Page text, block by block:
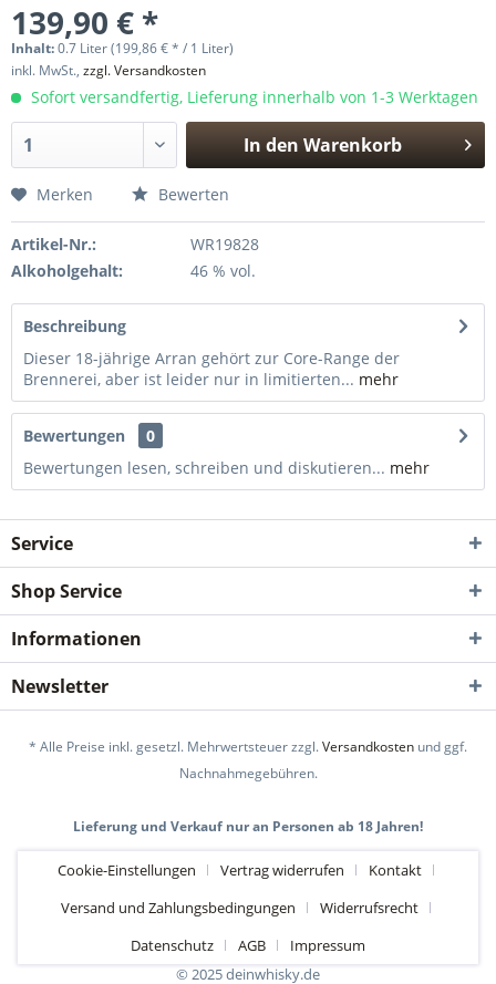
139,90 € *
Inhalt:0.7 Liter (199,86 € * / 1 Liter)
inkl. MwSt., zzgl. Versandkosten
Sofort versandfertig, Lieferung innerhalb von 1-3 Werktagen
In den Warenkorb
Merken Bewerten
Artikel-Nr.:
WR19828
Alkoholgehalt:
46 % vol.
Beschreibung
Dieser 18-jährige Arran gehört zur Core-Range der
Brennerei, aber ist leider nur in limitierten... mehr
Bewertungen
0
Bewertungen lesen, schreiben und diskutieren... mehr
Service
Shop Service
Informationen
Newsletter
* Alle Preise inkl. gesetzl. Mehrwertsteuer zzgl.Versandkosten und ggf.
Nachnahmegebühren.
Lieferung und Verkauf nur an Personen ab 18 Jahren!
Cookie-Einstellungen Vertrag widerrufen
Kontakt
Versand und Zahlungsbedingungen
Widerrufsrecht
Datenschutz
AGB
Impressum
© 2025 deinwhisky.de